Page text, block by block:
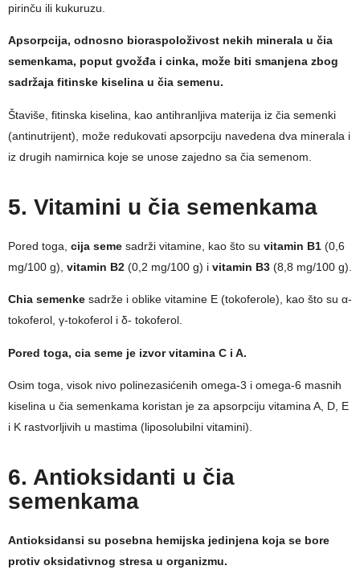
pirinču ili kukuruzu.
Apsorpcija, odnosno bioraspoloživost nekih minerala u čia
semenkama, poput gvožđa i cinka, može biti smanjena zbog
sadržaja fitinske kiselina u čia semenu.
Štaviše, fitinska kiselina, kao antihranljiva materija iz čia semenki
(antinutrijent), može redukovati apsorpciju navedena dva minerala i
iz drugih namirnica koje se unose zajedno sa čia semenom.
5. Vitamini u čia semenkama
Pored toga, cija seme sadrži vitamine, kao što su vitamin B1 (0,6
mg/100 g), vitamin B2 (0,2 mg/100 g) i vitamin B3 (8,8 mg/100 g).
Chia semenke sadrže i oblike vitamine E (tokoferole), kao što su α-
tokoferol, γ-tokoferol i δ- tokoferol.
Pored toga, cia seme je izvor vitamina C i A.
Osim toga, visok nivo polinezasićenih omega-3 i omega-6 masnih
kiselina u čia semenkama koristan je za apsorpciju vitamina A, D, E
i K rastvorljivih u mastima (liposolubilni vitamini).
6. Antioksidanti u čia
semenkama
Antioksidansi su posebna hemijska jedinjena koja se bore
protiv oksidativnog stresa u organizmu.